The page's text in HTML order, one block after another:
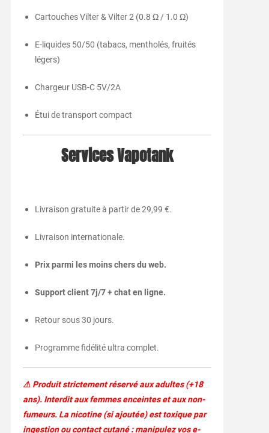
Cartouches Vilter & Vilter 2 (0.8 Ω / 1.0 Ω)
E-liquides 50/50 (tabacs, mentholés, fruités
légers)
Chargeur USB-C 5V/2A
Étui de transport compact
Services Vapotank
Livraison gratuite à partir de 29,99 €.
Livraison internationale.
Prix parmi les moins chers du web.
Support client 7j/7 + chat en ligne.
Retour sous 30 jours.
Programme fidélité ultra complet.
⚠ Produit strictement réservé aux adultes (+18
ans). Interdit aux femmes enceintes et aux non-
fumeurs. La nicotine (si ajoutée) est toxique par
ingestion ou contact cutané : manipulez vos e-